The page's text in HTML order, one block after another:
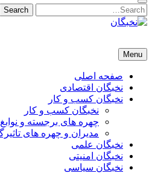
Search
for:
Search
نخبگان تایمز/ کتاب نخبگان +
ورزش ایران – کتاب نخبگان کسب و
Menu
صفحه اصلی
نخبگان اقتصادی
نخبگان کسب و کار
نخبگان کسب و کار
چهره های برجسته و
مدیران و چهره های
نخبگان علمی
نخبگان امنیتی
نخبگان سیاسی